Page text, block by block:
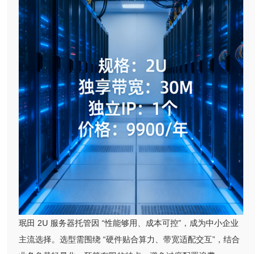
珉田 2U 服务器托管因 “性能够用、成本可控”，成为中小企业
主流选择。选型需围绕 “硬件贴合算力、带宽适配交互”，结合